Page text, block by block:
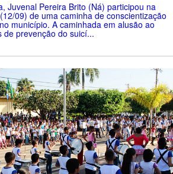
Juvenal Pereira Brito (Ná) participou na
09) de uma caminha de conscientização
município. A caminhada em alusão ao
de prevenção do suicí...